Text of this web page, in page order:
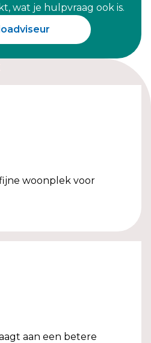
wat je hulpvraag ook is.
woonplek voor
aan een betere